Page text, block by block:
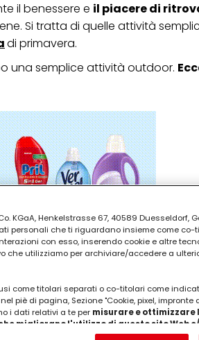
il benessere e il piacere di
Si tratta di quelle attività
di primavera.
una semplice attività outdoor.
KGaA, Henkelstrasse 67, 40589 Duesseldorf,
personali che ti riguardano insieme come
con esso, inserendo cookie e altre
che utilizziamo per archiviare/accedere a
come titolari separati o co-titolari come
piè di pagina, Sezione "Cookie, pixel,
i dati relativi a te per misurare e ottimizzare
migliorano l'utilizzo di questo sito Web
questo sito Web e le tue interazioni commerciali